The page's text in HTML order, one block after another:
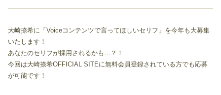
大崎捺希に「Voiceコンテンツで言ってほしいセリフ」を今年も大募集
いたします！
あなたのセリフが採用されるかも…？！
今回は大崎捺希OFFICIAL SITEに無料会員登録されている方でも応募
が可能です！